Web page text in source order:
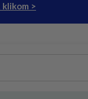
klikom >